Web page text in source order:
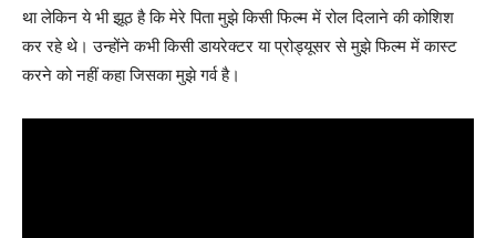
था लेकिन ये भी झूठ है कि मेरे पिता मुझे किसी फिल्म में रोल दिलाने की कोशिश
कर रहे थे। उन्होंने कभी किसी डायरेक्टर या प्रोड्यूसर से मुझे फिल्म में कास्ट
करने को नहीं कहा जिसका मुझे गर्व है।